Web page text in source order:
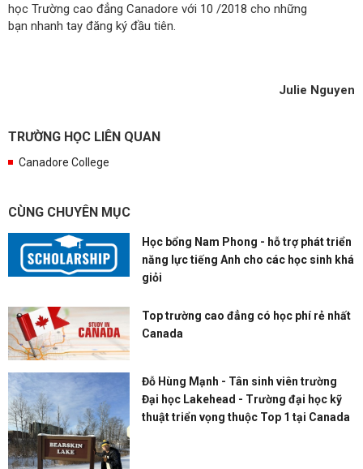
học Trường cao đẳng Canadore với 10 /2018 cho những
bạn nhanh tay đăng ký đầu tiên.
Julie Nguyen
TRƯỜNG HỌC LIÊN QUAN
Canadore College
CÙNG CHUYÊN MỤC
Học bổng Nam Phong - hỗ trợ phát triển
năng lực tiếng Anh cho các học sinh khá
giỏi
Top trường cao đẳng có học phí rẻ nhất
Canada
Đỗ Hùng Mạnh - Tân sinh viên trường
Đại học Lakehead - Trường đại học kỹ
thuật triển vọng thuộc Top 1 tại Canada